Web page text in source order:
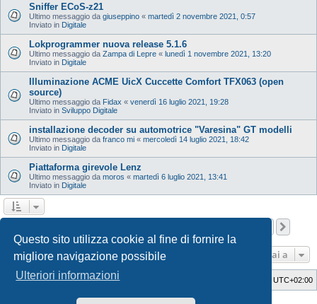
Questo sito utilizza cookie al fine di fornire la
migliore navigazione possibile
Ulteriori informazioni
Sniffer ECoS-z21
Ultimo messaggio da giuseppino « martedì 2 novembre 2021, 0:57
Inviato in Digitale
Lokprogrammer nuova release 5.1.6
Ultimo messaggio da Zampa di Lepre « lunedì 1 novembre 2021, 13:20
Inviato in Digitale
Illuminazione ACME UicX Cuccette Comfort TFX063 (open
source)
Ultimo messaggio da Fidax « venerdì 16 luglio 2021, 19:28
Inviato in Sviluppo Digitale
installazione decoder su automotrice "Varesina" GT modelli
Ultimo messaggio da franco mi « mercoledì 14 luglio 2021, 18:42
Inviato in Digitale
Piattaforma girevole Lenz
Ultimo messaggio da moros « martedì 6 luglio 2021, 13:41
Inviato in Digitale
Vai a
Indice UTC+02:00
GTA game